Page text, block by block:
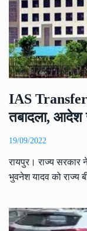
IAS Transfer
तबादला, आदेश
19/09/2022
रायपुर। राज्य सरकार
भुवनेश यादव को राज्य